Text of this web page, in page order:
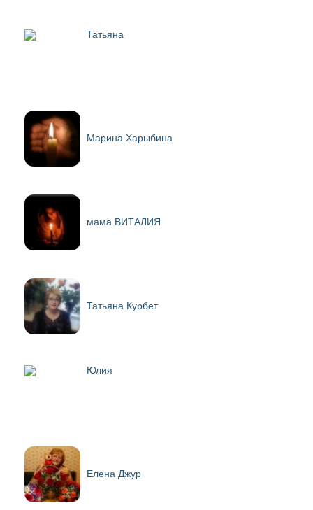
Татьяна
Марина Харыбина
мама ВИТАЛИЯㅤㅤㅤㅤㅤㅤㅤㅤ
Татьяна Курбет
Юлия
Елена Джур